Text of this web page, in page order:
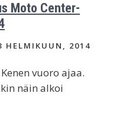
Moto Center-
HELMIKUUN, 2014
vuoro ajaa.
näin alkoi